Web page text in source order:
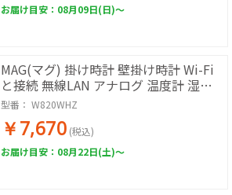
お届け目安：08月09日(日)～
MAG(マグ) 掛け時計 壁掛け時計 Wi-Fi
と接続 無線LAN アナログ 温度計 湿度
計 温湿度計 連続秒針 静音 見やすい シ
ンプル 事務所 オフィス リビング 直径
36.8cm ホワイト W820WHZ
型番： W820WHZ
￥7,670 (税込)
お届け目安：08月22日(土)～